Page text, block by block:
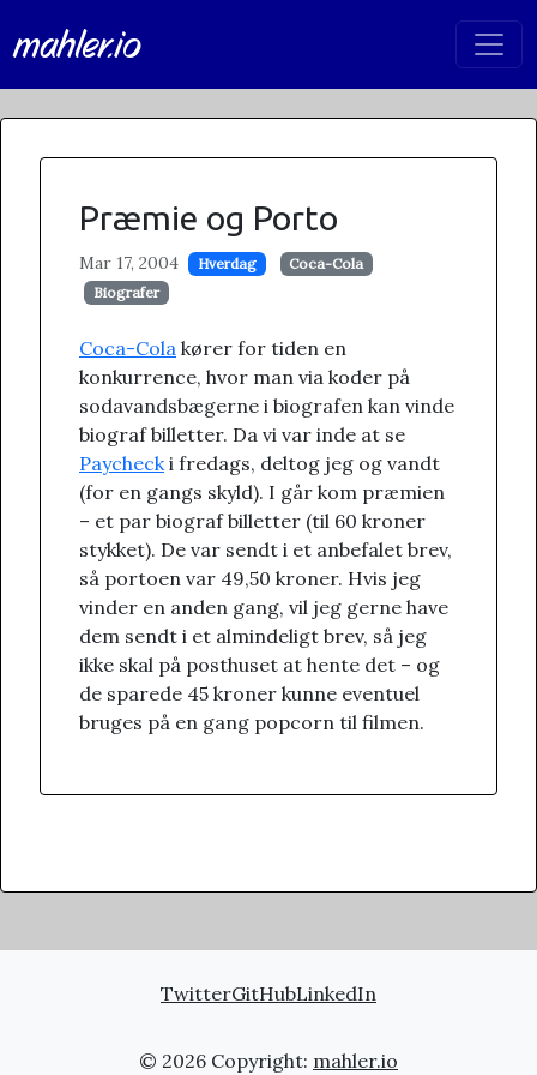
mahler.io
Præmie og Porto
Mar 17, 2004 Hverdag
Coca-Cola
Biografer
Coca-Cola kører for tiden en
konkurrence, hvor man via koder på
sodavandsbægerne i biografen kan vinde
biograf billetter. Da vi var inde at se
Paychecki fredags, deltog jeg og vandt
(for en gangs skyld). I går kom præmien
– et par biograf billetter (til 60 kroner
stykket). De var sendt i et anbefalet brev,
så portoen var 49,50 kroner. Hvis jeg
vinder en anden gang, vil jeg gerne have
dem sendt i et almindeligt brev, så jeg
ikke skal på posthuset at hente det – og
de sparede 45 kroner kunne eventuel
bruges på en gang popcorn til filmen.
TwitterGitHubLinkedIn
© 2026 Copyright: mahler.io